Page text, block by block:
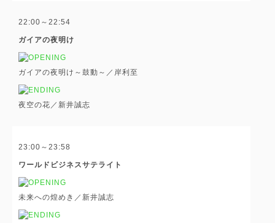
22:00～22:54
ガイアの夜明け
ガイアの夜明け～鼓動～／岸利至
夜空の花／新井誠志
23:00～23:58
ワールドビジネスサテライト
未来への煌めき／新井誠志